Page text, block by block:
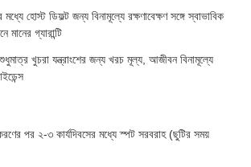
মধ্যে হোস্ট ডিফল্ট জন্য বিনামূল্যে রক্ষণাবেক্ষণ সঙ্গে স্বাভাবিক
মানের গ্যারান্টি
শুধুমাত্র খুচরা যন্ত্রাংশের জন্য খরচ মূল্য, আজীবন বিনামূল্যে
পর ২-৩ কার্যদিবসের মধ্যে স্পট সরবরাহ (ছুটির সময়